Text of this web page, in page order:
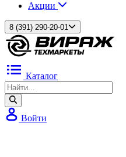
Акции
8 (391) 290-20-01
Каталог
Войти